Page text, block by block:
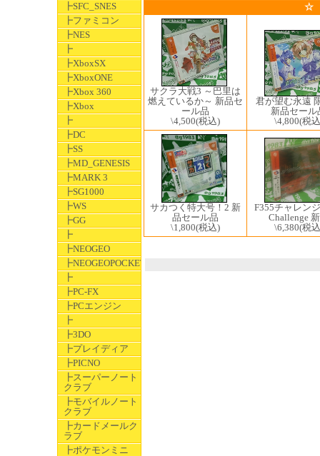
┣SFC_SNES
┣ファミコン
┣NES
┣
┣XboxSX
┣XboxONE
┣Xbox 360
┣Xbox
┣
┣DC
┣SS
┣MD_GENESIS
┣MARK 3
┣SG1000
┣WS
┣GG
┣
┣NEOGEO
┣NEOGEOPOCKET
┣
┣PC-FX
┣PCエンジン
┣
┣3DO
┣プレイディア
┣PICNO
┣スーパーノート
クラブ
┣モバイルノート
クラブ
┣カードメールク
ラブ
┣ポケモンミニ
☆
サクラ大戦3 ～巴里は
燃えているか～ 新品セ
ール品
\4,500(税込)
君が望む永遠
新品セール
\4,800(税
サカつく特大号！2 新
品セール品
\1,800(税込)
F355チャレン
Challenge
\6,380(税